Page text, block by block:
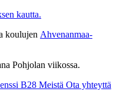
kautta.
koulujen Ahvenanmaa-
Pohjolan viikossa.
B28 Meistä Ota yhteyttä